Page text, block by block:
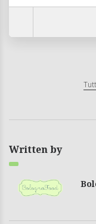
Written by